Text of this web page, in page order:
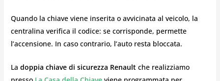
Quando la chiave viene inserita o avvicinata al veicolo, la
centralina verifica il codice: se corrisponde, permette
l’accensione. In caso contrario, l’auto resta bloccata.
La doppia chiave di sicurezza Renaultche realizziamo